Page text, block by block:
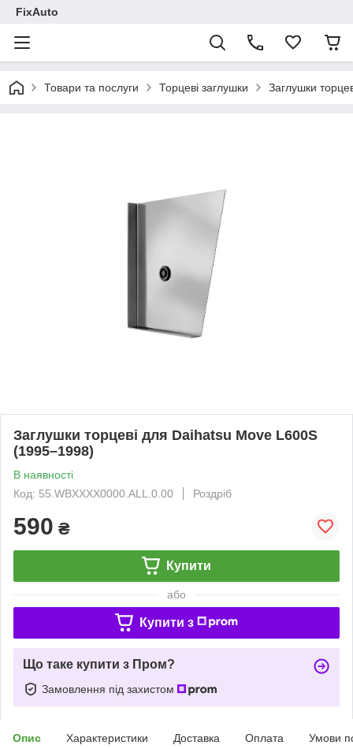
FixAuto
Товари та послуги Торцеві заглушки Заглушки
Заглушки торцеві для Daihatsu Move L600S
(1995–1998)
В наявності
Код: 55.WBXXXX0000.ALL.0.00
Роздріб
590 ₴
Купити
або
Купити з
Що таке купити з Пром?
Замовлення під захистом
Опис Характеристики Доставка Оплата Умови